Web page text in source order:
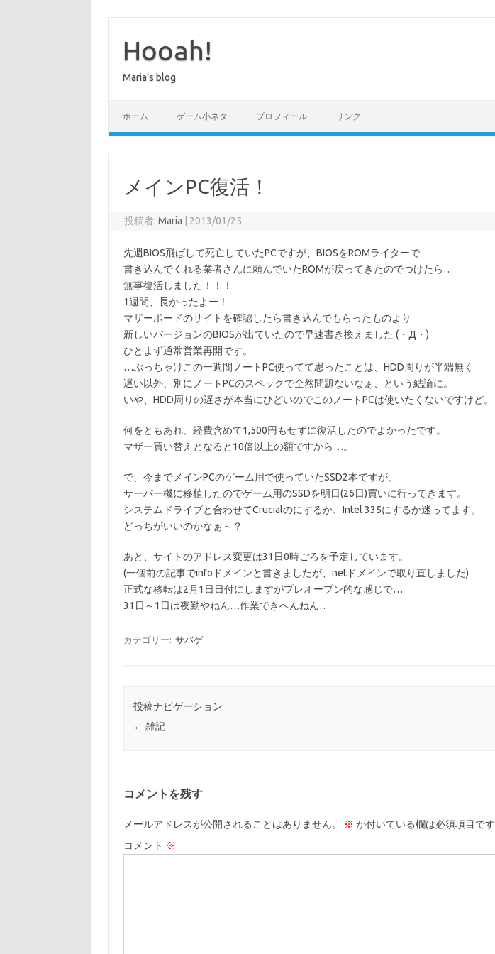
Hooah!
Maria’s blog
ホーム ゲーム小ネタ プロフィール リンク
メインPC復活！
投稿者:Maria 2013/01/25
先週BIOS飛ばして死亡していたPCですが、BIOSをROMライターで
書き込んでくれる業者さんに頼んでいたROMが戻ってきたのでつけたら…
無事復活しました！！！
1週間、長かったよー！
マザーボードのサイトを確認したら書き込んでもらったものより
新しいバージョンのBIOSが出ていたので早速書き換えました (・Д・)
ひとまず通常営業再開です。
…ぶっちゃけこの一週間ノートPC使ってて思ったことは、HDD周りが半端無く
遅い以外、別にノートPCのスペックで全然問題ないなぁ、という結論に。
いや、HDD周りの遅さが本当にひどいのでこのノートPCは使いたくないですけど。
何をともあれ、経費含めて1,500円もせずに復活したのでよかったです。
マザー買い替えとなると10倍以上の額ですから…。
で、今までメインPCのゲーム用で使っていたSSD2本ですが、
サーバー機に移植したのでゲーム用のSSDを明日(26日)買いに行ってきます。
システムドライブと合わせてCrucialのにするか、Intel 335にするか迷ってます。
どっちがいいのかなぁ～？
あと、サイトのアドレス変更は31日0時ごろを予定しています。
(一個前の記事でinfoドメインと書きましたが、netドメインで取り直しました)
正式な移転は2月1日日付にしますがプレオープン的な感じで…
31日～1日は夜勤やねん…作業できへんねん…
カテゴリー: サバゲ
投稿ナビゲーション
← 雑記
コメントを残す
メールアドレスが公開されることはありません。 ※ が付いている欄は必須項目です
コメント ※